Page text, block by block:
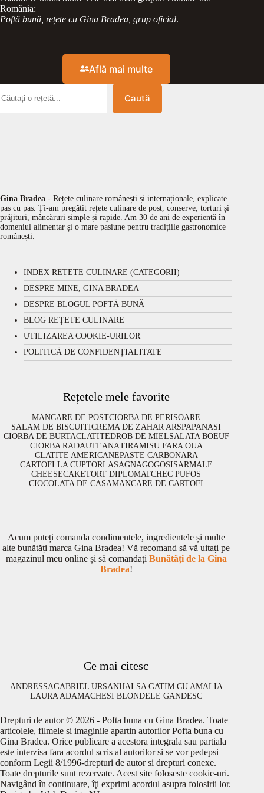
România:
Poftă bună, rețete cu Gina Bradea, grup oficial.
Află mai multe
Caută
Gina Bradea - Rețete culinare românești și internaționale, explicate
pas cu pas. Ți-am pregătit rețete culinare de post, conserve, torturi și
prăjituri, mâncăruri simple și rapide. Am 30 de ani de experiență în
domeniul alimentar și o mare pasiune pentru tradițiile gastronomice
românești.
INDEX REȚETE CULINARE (CATEGORII)
DESPRE MINE, GINA BRADEA
DESPRE BLOGUL POFTĂ BUNĂ
BLOG REȚETE CULINARE
UTILIZAREA COOKIE-URILOR
POLITICĂ DE CONFIDENȚIALITATE
Rețetele mele favorite
MANCARE DE POSTCIORBA DE PERISOARE
SALAM DE BISCUITICREMA DE ZAHAR ARSPAPANASI
CIORBA DE BURTACLATITEDROB DE MIELSALATA BOEUF
CIORBA RADAUTEANATIRAMISU FARA OUA
CLATITE AMERICANEPASTE CARBONARA
CARTOFI LA CUPTORLASAGNAGOGOSISARMALE
CHEESECAKETORT DIPLOMATCHEC PUFOS
CIOCOLATA DE CASAMANCARE DE CARTOFI
Acum puteți comanda condimentele, ingredientele și multe
alte bunătăți marca Gina Bradea! Vă recomand să vă uitați pe
magazinul meu online și să comandați Bunătăți de la Gina
Bradea!
Ce mai citesc
ANDRESSAGABRIEL URSANHAI SA GATIM CU AMALIA
LAURA ADAMACHESI BLONDELE GANDESC
Drepturi de autor © 2026 - Pofta buna cu Gina Bradea. Toate
articolele, filmele si imaginile apartin autorilor Pofta buna cu
Gina Bradea. Orice publicare a acestora integrala sau partiala
este interzisa fara acordul scris al autorilor si se vor pedepsi
conform Legii 8/1996-drepturi de autor si drepturi conexe.
Toate drepturile sunt rezervate. Acest site foloseste cookie-uri.
Navigând în continuare, îţi exprimi acordul asupra folosirii lor.